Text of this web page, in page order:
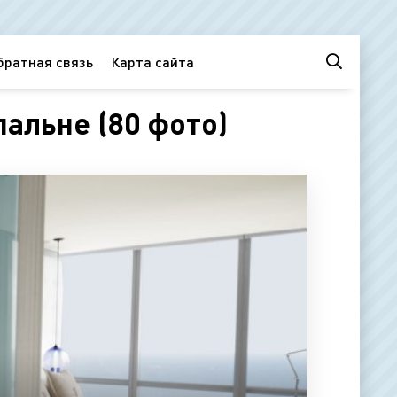
связь Карта сайта
(80 фото)